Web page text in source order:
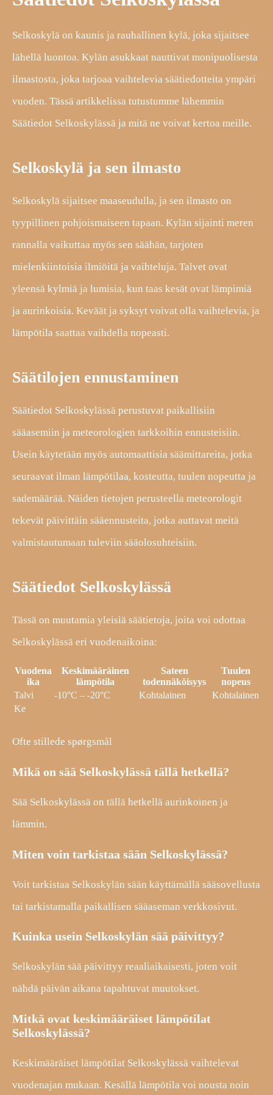
Selkoskylä on kaunis ja rauhallinen kylä, joka sijaitsee
lähellä luontoa. Kylän asukkaat nauttivat monipuolisesta
ilmastosta, joka tarjoaa vaihtelevia säätiedotteita ympäri
vuoden. Tässä artikkelissa tutustumme lähemmin
Säätiedot Selkoskylässä ja mitä ne voivat kertoa meille.
Selkoskylä ja sen ilmasto
Selkoskylä sijaitsee maaseudulla, ja sen ilmasto on
tyypillinen pohjoismaiseen tapaan. Kylän sijainti meren
rannalla vaikuttaa myös sen säähän, tarjoten
mielenkiintoisia ilmiöitä ja vaihteluja. Talvet ovat
yleensä kylmiä ja lumisia, kun taas kesät ovat lämpimiä
ja aurinkoisia. Keväät ja syksyt voivat olla vaihtelevia, ja
lämpötila saattaa vaihdella nopeasti.
Säätilojen ennustaminen
Säätiedot Selkoskylässä perustuvat paikallisiin
sääasemiin ja meteorologien tarkkoihin ennusteisiin.
Usein käytetään myös automaattisia säämittareita, jotka
seuraavat ilman lämpötilaa, kosteutta, tuulen nopeutta ja
sademäärää. Näiden tietojen perusteella meteorologit
tekevät päivittäin sääennusteita, jotka auttavat meitä
valmistautumaan tuleviin sääolosuhteisiin.
Säätiedot Selkoskylässä
Tässä on muutamia yleisiä säätietoja, joita voi odottaa
Selkoskylässä eri vuodenaikoina:
Vuodena
ika
Keskimääräinen
lämpötila
Sateen
todennäköisyys
Tuulen
nopeus
Talvi
-10°C – -20°C Kohtalainen
Kohtalainen
Ke
Ofte stillede spørgsmål
Mikä on sää Selkoskylässä tällä hetkellä?
Sää Selkoskylässä on tällä hetkellä aurinkoinen ja
lämmin.
Miten voin tarkistaa sään Selkoskylässä?
Voit tarkistaa Selkoskylän sään käyttämällä sääsovellusta
tai tarkistamalla paikallisen sääaseman verkkosivut.
Kuinka usein Selkoskylän sää päivittyy?
Selkoskylän sää päivittyy reaaliaikaisesti, joten voit
nähdä päivän aikana tapahtuvat muutokset.
Mitkä ovat keskimääräiset lämpötilat
Selkoskylässä?
Keskimääräiset lämpötilat Selkoskylässä vaihtelevat
vuodenajan mukaan. Kesällä lämpötila voi nousta noin